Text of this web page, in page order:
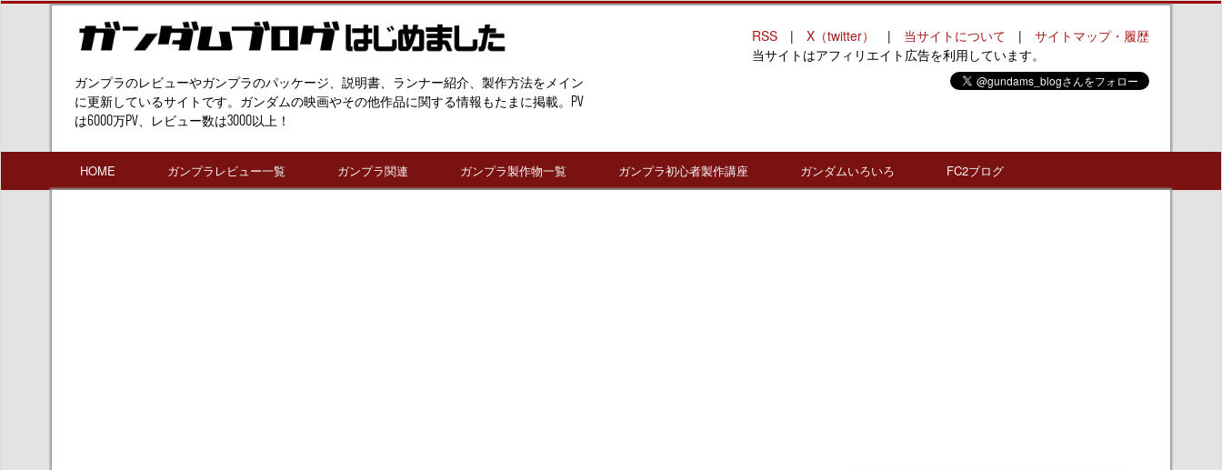
ガンプラのレビューやガンプラのパッケージ、説明書、ランナー紹介、製作方法をメイン
に更新しているサイトです。ガンダムの映画やその他作品に関する情報もたまに掲載。PV
は6000万PV、レビュー数は3000以上！
RSS | X（twitter） | 当サイトについて | サイトマップ・履歴
当サイトはアフィリエイト広告を利用しています。
HOME ガンプラレビュー一覧 ガンプラ関連 ガンプラ製作物一覧 ガンプラ初心者製作講座 ガンダムいろいろ FC2ブログ